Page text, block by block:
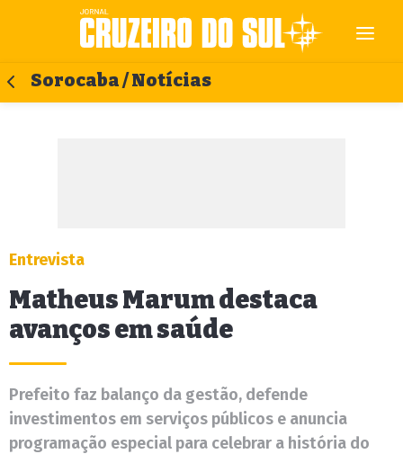
Sorocaba / Notícias
Entrevista
Matheus Marum destaca
avanços em saúde
Prefeito faz balanço da gestão, defende
investimentos em serviços públicos e anuncia
programação especial para celebrar a história do